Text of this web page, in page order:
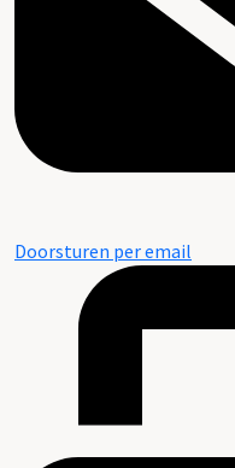
Doorsturen per email